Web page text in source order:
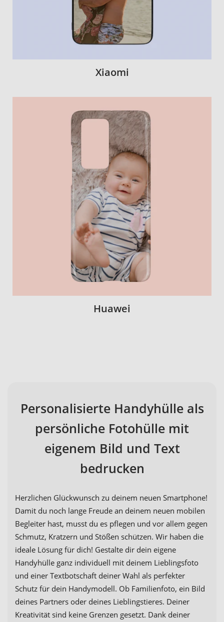
Xiaomi
Huawei
Personalisierte Handyhülle als
persönliche Fotohülle mit
eigenem Bild und Text
bedrucken
Herzlichen Glückwunsch zu deinem neuen Smartphone!
Damit du noch lange Freude an deinem neuen mobilen
Begleiter hast, musst du es pflegen und vor allem gegen
Schmutz, Kratzern und Stößen schützen. Wir haben die
ideale Lösung für dich! Gestalte dir dein eigene
Handyhülle ganz individuell mit deinem Lieblingsfoto
und einer Textbotschaft deiner Wahl als perfekter
Schutz für dein Handymodell. Ob Familienfoto, ein Bild
deines Partners oder deines Lieblingstieres. Deiner
Kreativität sind keine Grenzen gesetzt. Dank deiner